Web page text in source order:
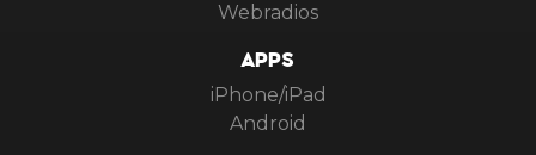
Webradios
APPS
iPhone/iPad
Android